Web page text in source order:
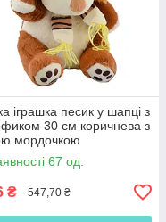
іграшка песик у шапці з
30 см коричнева з
мордочкою
67 од.
₴ 547,70 ₴